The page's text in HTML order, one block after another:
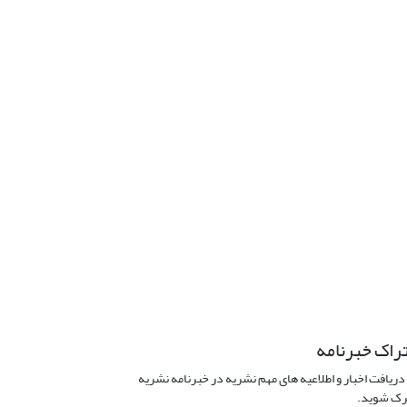
خبرنامه
اخبار و اطلاعیه های مهم نشریه در خبرنامه نشریه
شوید.